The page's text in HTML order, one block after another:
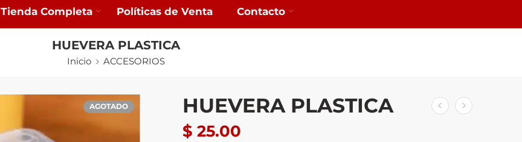
Tienda Completa Políticas de Venta Contacto
HUEVERA PLASTICA
Inicio ACCESORIOS
AGOTADO HUEVERA PLASTICA
$ 25.00